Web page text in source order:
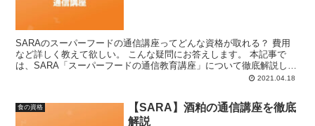
SARAのスーパーフードの通信講座ってどんな資格が取れる？ 費用
など詳しく教えて欲しい。 こんな疑問にお答えします。 本記事で
は、SARA「スーパーフードの通信教育講座」について徹底解説しま
2021.04.18
食の資格
【SARA】酒粕の通信講座を徹底
解説